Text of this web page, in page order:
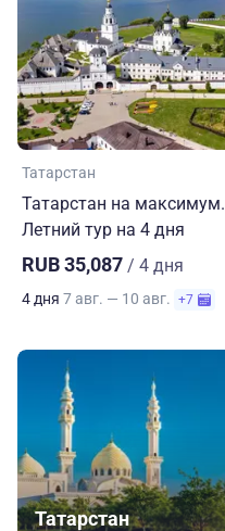
Татарстан
Татарстан на максимум.
Летний тур на 4 дня
RUB 35,087 / 4 дня
4 дня 7 авг. — 10 авг. +7
Татарстан